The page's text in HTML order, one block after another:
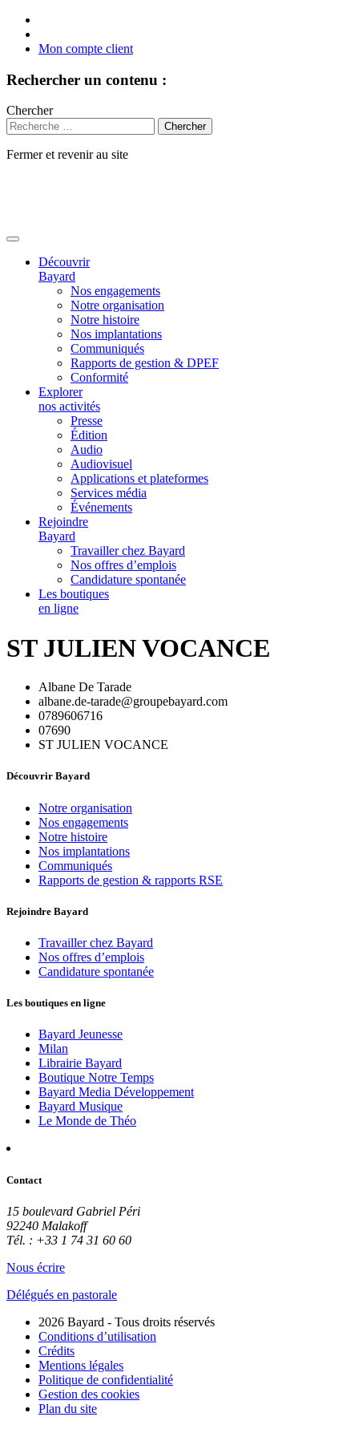
Mon compte client
Rechercher un contenu :
Chercher
Fermer et revenir au site
Découvrir
Bayard
Nos engagements
Notre organisation
Notre histoire
Nos implantations
Communiqués
Rapports de gestion & DPEF
Conformité
Explorer
nos activités
Presse
Édition
Audio
Audiovisuel
Applications et plateformes
Services média
Événements
Rejoindre
Bayard
Travailler chez Bayard
Nos offres d’emplois
Candidature spontanée
Les boutiques
en ligne
ST JULIEN VOCANCE
Albane De Tarade
albane.de-tarade@groupebayard.com
0789606716
07690
ST JULIEN VOCANCE
Découvrir Bayard
Notre organisation
Nos engagements
Notre histoire
Nos implantations
Communiqués
Rapports de gestion & rapports RSE
Rejoindre Bayard
Travailler chez Bayard
Nos offres d’emplois
Candidature spontanée
Les boutiques en ligne
Bayard Jeunesse
Milan
Librairie Bayard
Boutique Notre Temps
Bayard Media Développement
Bayard Musique
Le Monde de Théo
Contact
15 boulevard Gabriel Péri
92240 Malakoff
Tél. : +33 1 74 31 60 60
Nous écrire
Délégués en pastorale
2026 Bayard - Tous droits réservés
Conditions d’utilisation
Crédits
Mentions légales
Politique de confidentialité
Gestion des cookies
Plan du site